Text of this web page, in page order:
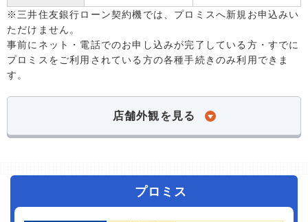
※三井住友銀行ローン契約機では、プロミスへ新規お申込みい
ただけません。
事前にネット・電話でのお申し込みが完了している方・すでに
プロミスをご利用されている方の各種手続きのみ利用できま
す。
店舗外観を見る
プロミス